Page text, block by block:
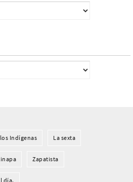
Indí­genas La sexta
Zapatista
día.